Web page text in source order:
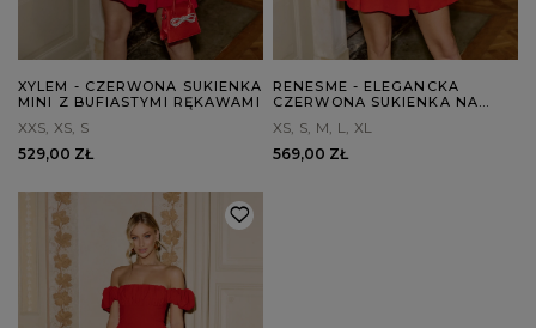
XYLEM - CZERWONA SUKIENKA
MINI Z BUFIASTYMI RĘKAWAMI
XXS XS S
529,00 ZŁ
RENESME - ELEGANCKA
CZERWONA SUKIENKA NA
PLECAMI
XS S M L
XL
569,00 ZŁ